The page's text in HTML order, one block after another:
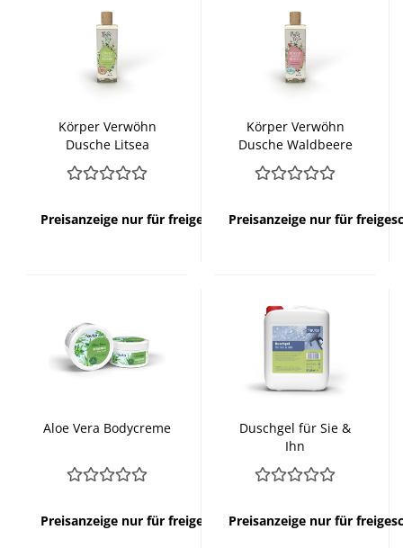
Körper Verwöhn
Dusche Litsea
Cubeba
Preisanzeige nur für freigeschaltete Kunden
Körper Verwöhn
Dusche Waldbeere
Preisanzeige nur für
Aloe Vera Bodycreme
Preisanzeige nur für freigeschaltete Kunden
Duschgel für Sie &
Ihn
Preisanzeige nur für